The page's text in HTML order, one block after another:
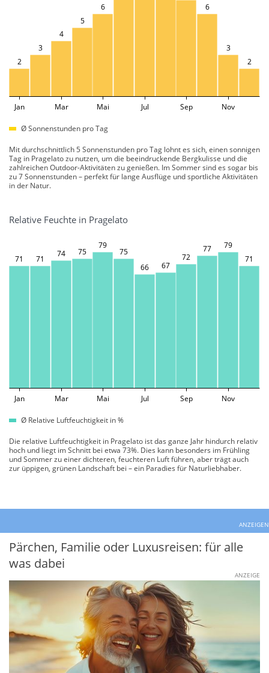
2
3
4
5
6
6
3
2
Jan Mar Mai Jul Sep Nov
Ø Sonnenstunden pro Tag
Mit durchschnittlich 5 Sonnenstunden pro Tag lohnt es sich, einen sonnigen
Tag in Pragelato zu nutzen, um die beeindruckende Bergkulisse und die
zahlreichen Outdoor-Aktivitäten zu genießen. Im Sommer sind es sogar bis
zu 7 Sonnenstunden – perfekt für lange Ausflüge und sportliche Aktivitäten
in der Natur.
Relative Feuchte in Pragelato
71 71
74 75
79
75
66
67
72
77
79
71
Jan Mar Mai Jul Sep Nov
Ø Relative Luftfeuchtigkeit in %
Die relative Luftfeuchtigkeit in Pragelato ist das ganze Jahr hindurch relativ
hoch und liegt im Schnitt bei etwa 73%. Dies kann besonders im Frühling
und Sommer zu einer dichteren, feuchteren Luft führen, aber trägt auch
zur üppigen, grünen Landschaft bei – ein Paradies für Naturliebhaber.
ANZEIGEN
Pärchen, Familie oder Luxusreisen: für alle
was dabei
ANZEIGE